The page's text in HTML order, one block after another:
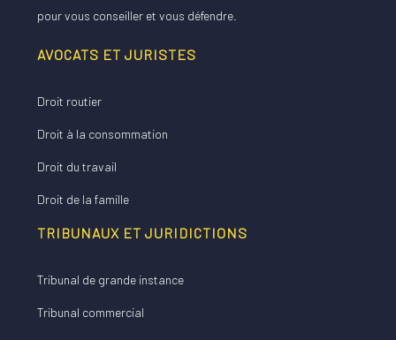
pour vous conseiller et vous défendre.
AVOCATS ET JURISTES
Droit routier
Droit à la consommation
Droit du travail
Droit de la famille
TRIBUNAUX ET JURIDICTIONS
Tribunal de grande instance
Tribunal commercial